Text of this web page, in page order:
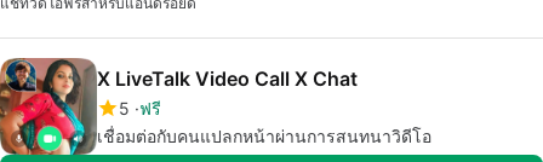
X LiveTalk Video Call X Chat
5 ฟรี
เชื่อมต่อกับคนแปลกหน้าผ่านการสนทนาวิดีโอ